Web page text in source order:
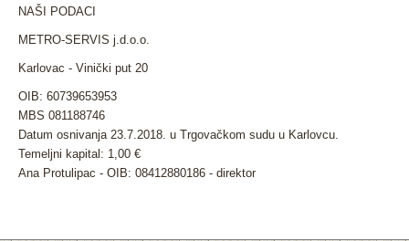
NAŠI PODACI
METRO-SERVIS j.d.o.o.
Karlovac - Vinički put 20
OIB: 60739653953
MBS 081188746
Datum osnivanja23.7.2018. u Trgovačkom sudu u Karlovcu.
Temeljni kapital: 1,00 €
Ana Protulipac - OIB: 08412880186 - direktor